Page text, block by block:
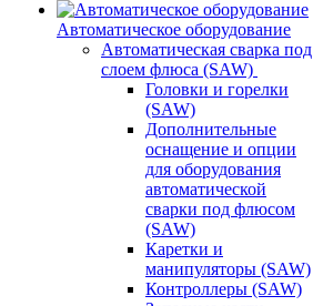
Автоматическое оборудование
Автоматическая сварка под
слоем флюса (SAW)
Головки и горелки
(SAW)
Дополнительные
оснащение и опции
для оборудования
автоматической
сварки под флюсом
(SAW)
Каретки и
манипуляторы (SAW)
Контроллеры (SAW)